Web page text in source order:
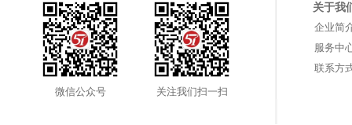
微信公众号 关注我们扫一扫
关于我
企业简
服务中
联系方